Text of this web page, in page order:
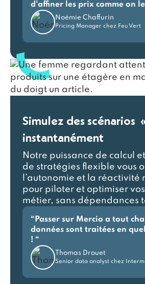
d'affiner les prix comme on
Noémie Chaffurin
Pricing Manager chez Feu Vert
Simulez des scénarios
instantanément
Notre puissance de calcul
de stratégies flexible vous
l’autonomie et la réactivité
pour piloter et optimiser
métier, sans dépendances
“Passer sur Mercio a tout
données sont traitées en
! “
Thomas Drouet
Senior data analyst chez